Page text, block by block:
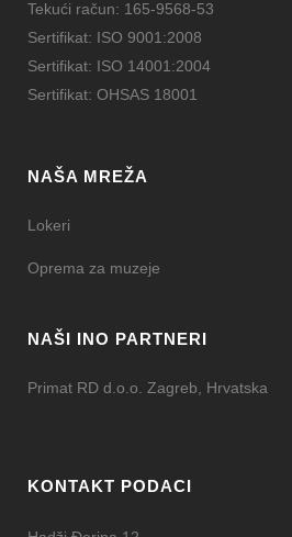
Tekući račun: 165-9568-53
Sertifikat: ISO 9001:2008
Sertifikat: ISO 14001:2004
Sertifikat: OHSAS 18001
NAŠA MREŽA
Lokeri
Oprema za muzeje
NAŠI INO PARTNERI
Primat RD d.o.o. Zagreb, Hrvatska
KONTAKT PODACI